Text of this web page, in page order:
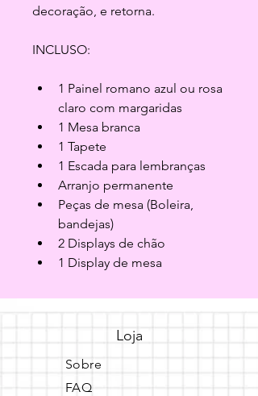
decoração, e retorna.
INCLUSO:
1 Painel romano azul ou rosa
claro com margaridas
1 Mesa branca
1 Tapete
1 Escada para lembranças
Arranjo permanente
Peças de mesa (Boleira,
bandejas)
2 Displays de chão
1 Display de mesa
Loja
Sobre
FAQ